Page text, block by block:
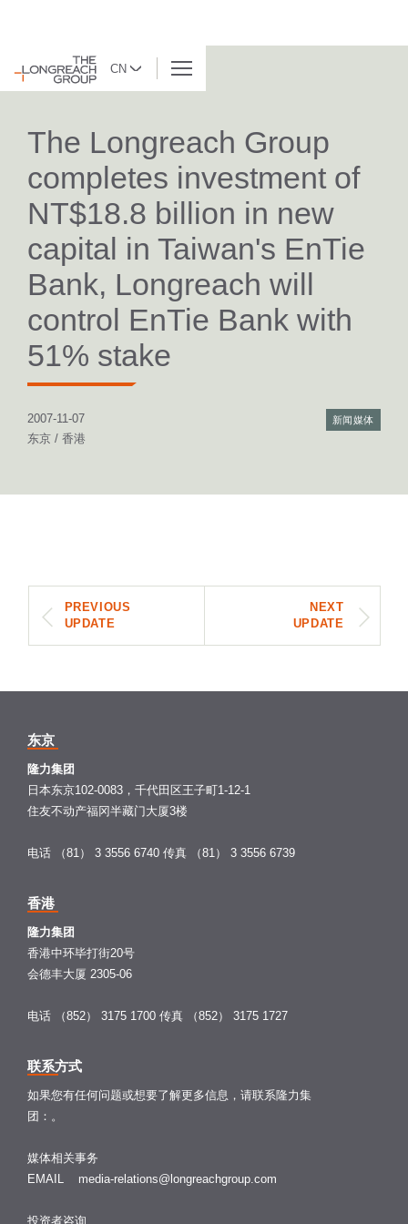
CN
返回列表
The Longreach Group
completes investment of
NT$18.8 billion in new
capital in Taiwan's EnTie
Bank, Longreach will
control EnTie Bank with
51% stake
2007-11-07
东京 / 香港
新闻媒体
PREVIOUS
UPDATE
NEXT
UPDATE
东京
隆力集团
日本东京102-0083，千代田区王子町1-12-1
住友不动产福冈半藏门大厦3楼
电话 （81） 3 3556 6740 传真 （81） 3 3556 6739
香港
隆力集团
香港中环毕打街20号
会德丰大厦 2305-06
电话 （852） 3175 1700 传真 （852） 3175 1727
联系方式
如果您有任何问题或想要了解更多信息，请联系隆力集
团：。
媒体相关事务
EMAIL media-relations@longreachgroup.com
投资者咨询